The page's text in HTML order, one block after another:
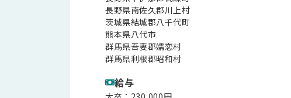
長野県南佐久郡川上村
茨城県結城郡八千代町
熊本県八代市
群馬県吾妻郡嬬恋村
群馬県利根郡昭和村
給与